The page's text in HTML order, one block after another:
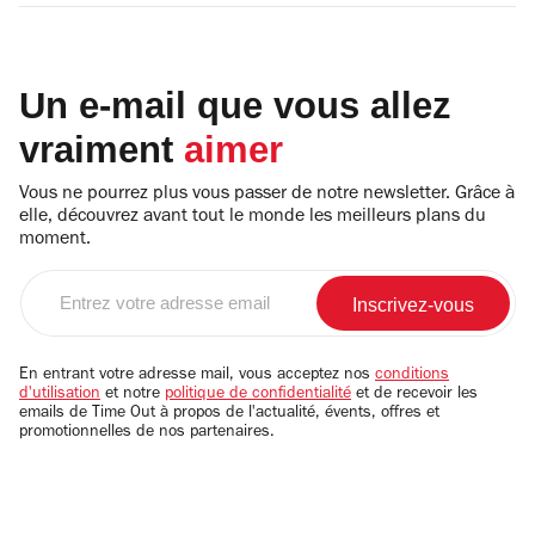
Un e-mail que vous allez
vraiment aimer
Vous ne pourrez plus vous passer de notre newsletter. Grâce à
elle, découvrez avant tout le monde les meilleurs plans du
moment.
email
En entrant votre adresse mail, vous acceptez nos conditions
d'utilisation et notre politique de confidentialité et de recevoir les
emails de Time Out à propos de l'actualité, évents, offres et
promotionnelles de nos partenaires.